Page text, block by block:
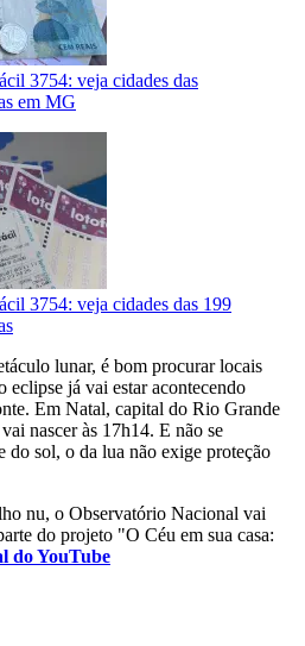
3754: veja cidades das
em MG
3754: veja cidades das 199
lunar, é bom procurar locais
eclipse já vai estar acontecendo
Em Natal, capital do Rio Grande
nascer às 17h14. E não se
do sol, o da lua não exige proteção
nu, o Observatório Nacional vai
do projeto "O Céu em sua casa:
do YouTube